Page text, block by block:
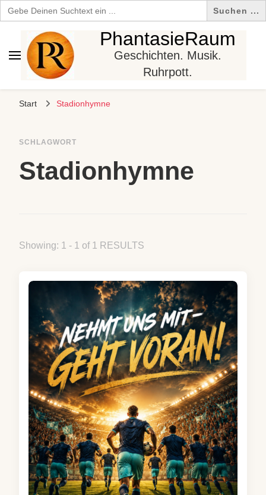
Search
for:
PhantasieRaum
Geschichten. Musik.
Ruhrpott.
Start Stadionhymne
SCHLAGWORT
Stadionhymne
Showing: 1 - 1 of 1 RESULTS